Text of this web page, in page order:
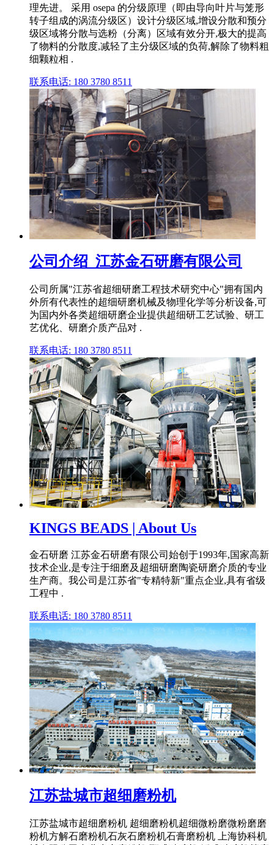
理先进。 采用 osepa 的分级原理（即由导向叶片与笼形
转子组成的涡流分级区）设计分级区域,增设分散和预分
级区域将分散与选粉（分离）区域有效分开,极大的提高
了物料的分散度,减轻了主分级区域的负荷,解除了物料粗
细颗粒相 .
联系电话: 180 3780 8511
公司介绍_江苏金石研磨有限公司
公司所属"江苏省超细研磨工程技术研究中心"拥有国内
外所有代表性的超细研磨机械及物理化学等分析设备,可
为国内外各类超细研磨企业提供超细研工艺试验、研工
艺优化、研磨介质产品对 .
联系电话: 180 3780 8511
KINGS BEADS | About Us
金石研磨 江苏金石研磨有限公司始创于1993年,国家高新
技术企业,是专注于细磨及超细研磨陶瓷研磨介质的专业
生产商。我公司是江苏省"专精特新"重点企业,具有省级
工程中 .
联系电话: 180 3780 8511
江苏盐城市超细磨粉机
江苏盐城市超细磨粉机 超细磨粉机超细微粉磨微粉磨磨
粉机方解石磨粉机石灰石磨粉机石膏磨粉机 上海协科机